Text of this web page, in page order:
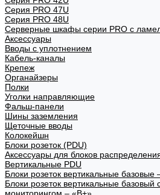
Серия PRO 47U
Серия PRO 48U
Серверные шкафы серии PRO с
Аксессуары
Вводы с уплотнением
Кабель-каналы
Крепеж
Органайзеры
Полки
Уголки направляющие
Фальш-панели
Шины заземления
Щеточные вводы
Колокейшн
Блоки розеток (PDU)
Аксессуары для блоков
Вертикальные PDU
Блоки розеток вертикальные базовые
Блоки розеток вертикальные базовый